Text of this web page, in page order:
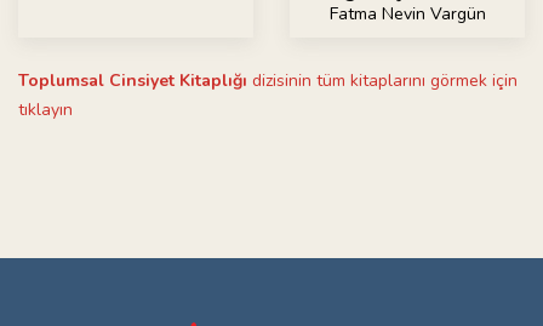
Fatma Nevin Vargün
Toplumsal Cinsiyet Kitaplığı dizisinin tüm kitaplarını görmek için
tıklayın